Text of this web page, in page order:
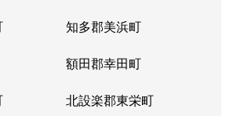
知多郡美浜町
額田郡幸田町
北設楽郡東栄町